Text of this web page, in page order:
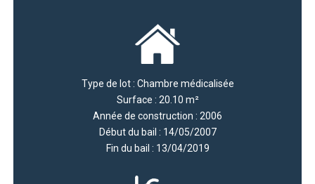
Type de lot : Chambre médicalisée
Surface : 20.10 m²
Année de construction : 2006
Début du bail : 14/05/2007
Fin du bail : 13/04/2019